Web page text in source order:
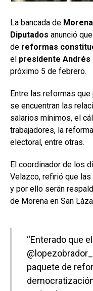
La bancada de Morena
Diputados anunció
de reformas
el presidente Andrés
próximo 5 de febrero.
Entre las reformas
se encuentran las
salarios mínimos, el
trabajadores, la
electoral, entre otras.
El coordinador de los
Velazco, refirió que
y por ello serán
de Morena en San
“Enterado que
paquete de